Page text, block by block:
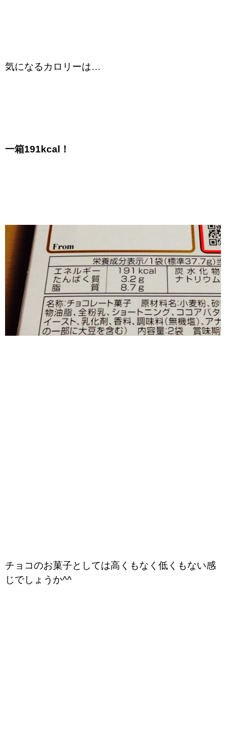
気になるカロリーは…
一箱191kcal！
チョコのお菓子としては高くもなく低くもない感
じでしょうか^^